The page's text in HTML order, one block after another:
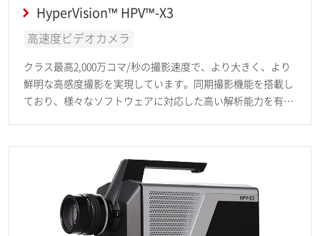
HyperVision™ HPV™-X3
高速度ビデオカメラ
クラス最高2,000万コマ/秒の撮影速度で、より大きく、より
鮮明な高感度撮影を実現しています。同期撮影機能を搭載し
ており、様々なソフトウェアに対応した高い解析能力を有し